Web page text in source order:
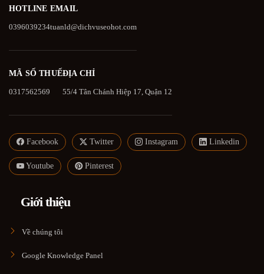
HOTLINE
0396039234
EMAIL
tuanld@dichvuseohot.com
MÃ SỐ THUẾ
0317562569
ĐỊA CHỈ
55/4 Tân Chánh Hiệp 17, Quận 12
Facebook Twitter Instagram Linkedin
Youtube Pinterest
Giới thiệu
Về chúng tôi
Google Knowledge Panel